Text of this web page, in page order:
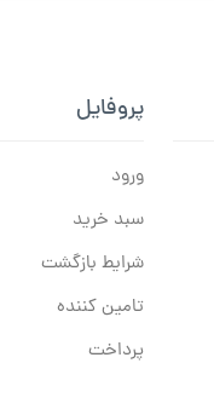
پروفایل
ورود
سبد خرید
شرایط بازگشت
تامین کننده
پرداخت